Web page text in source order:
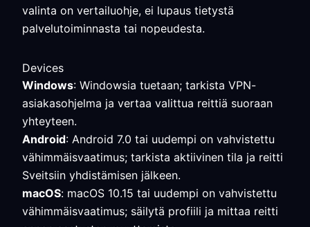
valinta on vertailuohje, ei lupaus tietystä
palvelutoiminnasta tai nopeudesta.
Devices
Windows: Windowsia tuetaan; tarkista VPN-
asiakasohjelma ja vertaa valittua reittiä suoraan
yhteyteen.
Android: Android 7.0 tai uudempi on vahvistettu
vähimmäisvaatimus; tarkista aktiivinen tila ja reitti
Sveitsiin yhdistämisen jälkeen.
macOS: macOS 10.15 tai uudempi on vahvistettu
vähimmäisvaatimus; säilytä profiili ja mittaa reitti